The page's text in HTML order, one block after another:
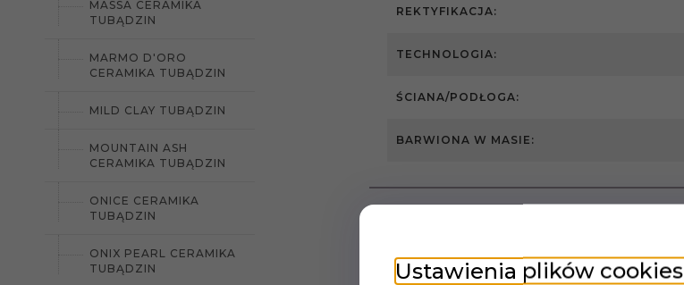
MASSA CERAMIKA
TUBĄDZIN
MARMO D'ORO
CERAMIKA TUBĄDZIN
MILD CLAY TUBĄDZIN
MOUNTAIN ASH
CERAMIKA TUBĄDZIN
ONICE CERAMIKA
TUBĄDZIN
ONIX PEARL CERAMIKA
TUBĄDZIN
REKTYFIKACJA:
TECHNOLOGIA:
ŚCIANA/PODŁOGA:
BARWIONA W MASIE:
Ustawienia plików cookies